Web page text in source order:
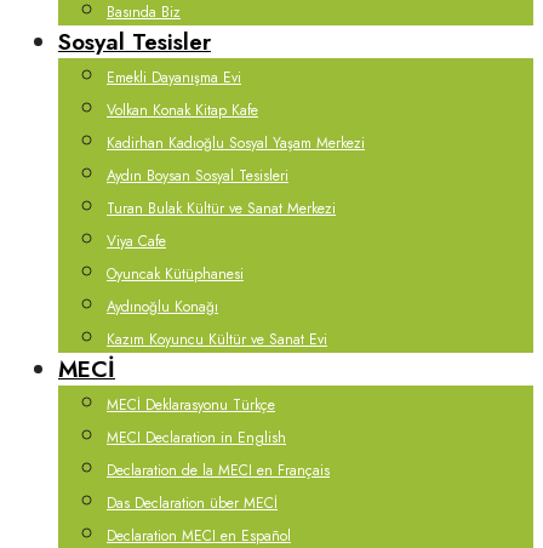
Basında Biz
Sosyal Tesisler
Emekli Dayanışma Evi
Volkan Konak Kitap Kafe
Kadirhan Kadıoğlu Sosyal Yaşam Merkezi
Aydın Boysan Sosyal Tesisleri
Turan Bulak Kültür ve Sanat Merkezi
Viya Cafe
Oyuncak Kütüphanesi
Aydınoğlu Konağı
Kazım Koyuncu Kültür ve Sanat Evi
MECİ
MECİ Deklarasyonu Türkçe
MECI Declaration in English
Declaration de la MECI en Français
Das Declaration über MECİ
Declaration MECI en Español